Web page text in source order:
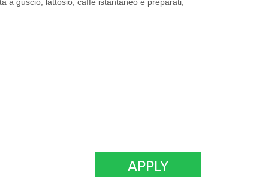
a guscio, lattosio, caffè istantaneo e preparati,
APPLY